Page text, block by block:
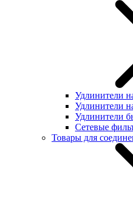
Удлинители
Удлинители
Удлинители
Сетевые
Товары для